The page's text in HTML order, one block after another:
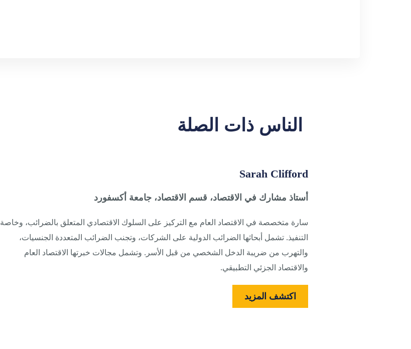
الناس ذات الصلة
Sarah Clifford
أستاذ مشارك في الاقتصاد، قسم الاقتصاد، جامعة أكسفورد
سارة متخصصة في الاقتصاد العام مع التركيز على السلوك الاقتصادي المتعلق بالضرائب، وخاصة
التنفيذ. تشمل أبحاثها الضرائب الدولية على الشركات، وتجنب الضرائب المتعددة الجنسيات،
والتهرب من ضريبة الدخل الشخصي من قبل الأسر. وتشمل مجالات خبرتها الاقتصاد العام
والاقتصاد الجزئي التطبيقي.
اكتشف المزيد